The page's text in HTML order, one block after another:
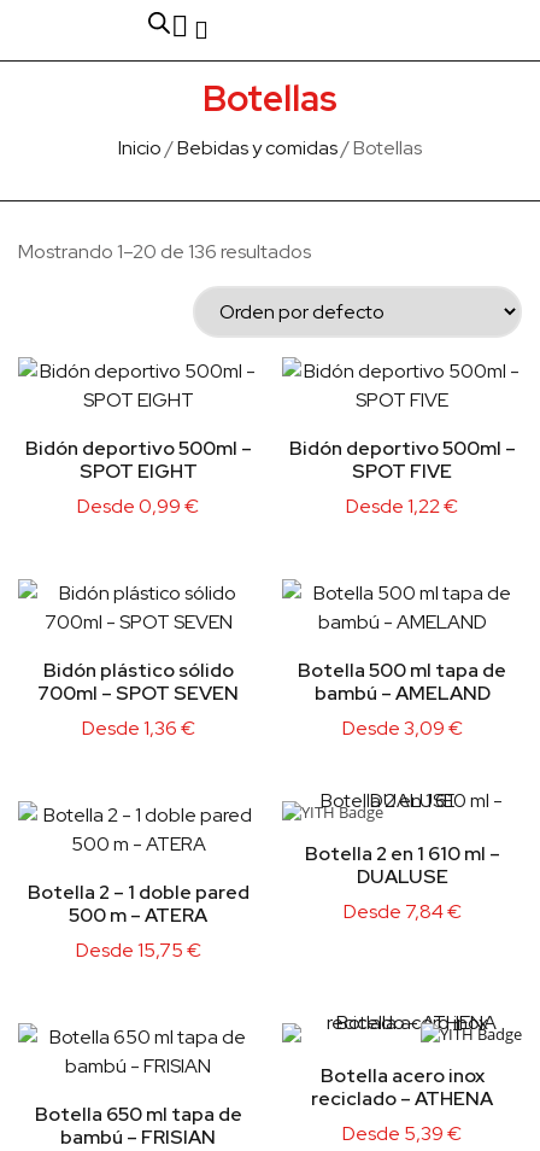
Botellas
Inicio/Bebidas y comidas/ Botellas
Mostrando 1–20 de 136 resultados
Bidón deportivo 500ml –
SPOT EIGHT
Desde0,99€
Bidón deportivo 500ml –
SPOT FIVE
Desde1,22€
Bidón plástico sólido
700ml – SPOT SEVEN
Desde1,36€
Botella 500 ml tapa de
bambú – AMELAND
Desde3,09€
Botella 2 – 1 doble pared
500 m – ATERA
Desde15,75€
Botella 2 en 1 610 ml –
DUALUSE
Desde 7,84€
Botella 650 ml tapa de
bambú – FRISIAN
Botella acero inox
reciclado – ATHENA
Desde 5,39€